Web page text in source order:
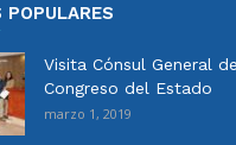
POPULARES
Visita Cónsul General
Congreso del Estado
marzo 1, 2019